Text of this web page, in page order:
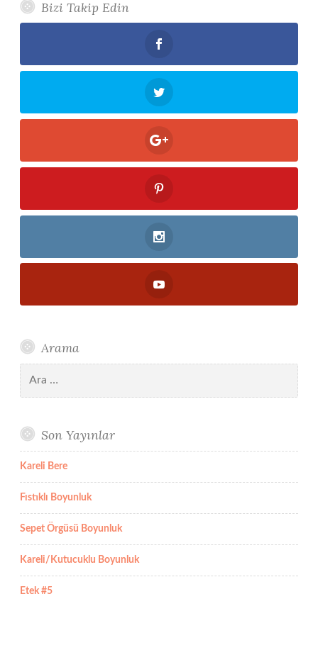
Bizi Takip Edin
Arama
Son Yayınlar
Kareli Bere
Fıstıklı Boyunluk
Sepet Örgüsü Boyunluk
Kareli/Kutucuklu Boyunluk
Etek #5